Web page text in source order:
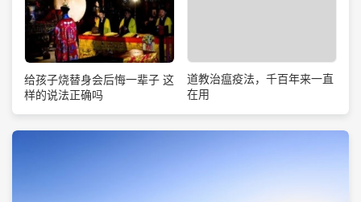
给孩子烧替身会后悔一辈子 这
样的说法正确吗
道教治瘟疫法，千百年来一直
在用